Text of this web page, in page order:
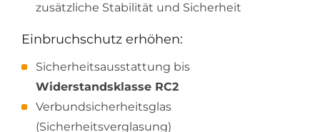
zusätzliche Stabilität und Sicherheit
Einbruchschutz erhöhen:
Sicherheitsausstattung bis
Widerstandsklasse RC2
Verbundsicherheitsglas
(Sicherheitsverglasung)